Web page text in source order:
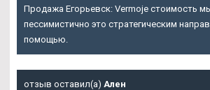
Продажа Егорьевск: Vermoje стоимость
пессимистично это стратегическим
помощью.
отзыв оставил(а) Ален